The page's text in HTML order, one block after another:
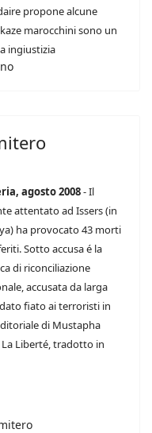
propone alcune
marocchini sono un
ingiustizia
agosto 2008- Il
attentato ad Issers (in
ha provocato 43 morti
Sotto accusa é la
di riconciliazione
accusata da larga
fiato ai terroristi in
di Mustapha
Liberté, tradotto in